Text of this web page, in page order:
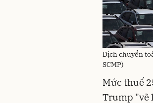
Dịch chuyển
SCMP)
Mức thuế
Trump "vẽ